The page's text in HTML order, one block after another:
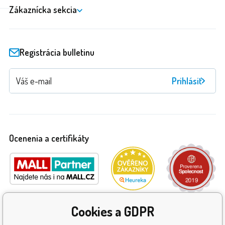
Zákaznícka sekcia
Registrácia bulletinu
Prihlásiť
Ocenenia a certifikáty
Cookies a GDPR